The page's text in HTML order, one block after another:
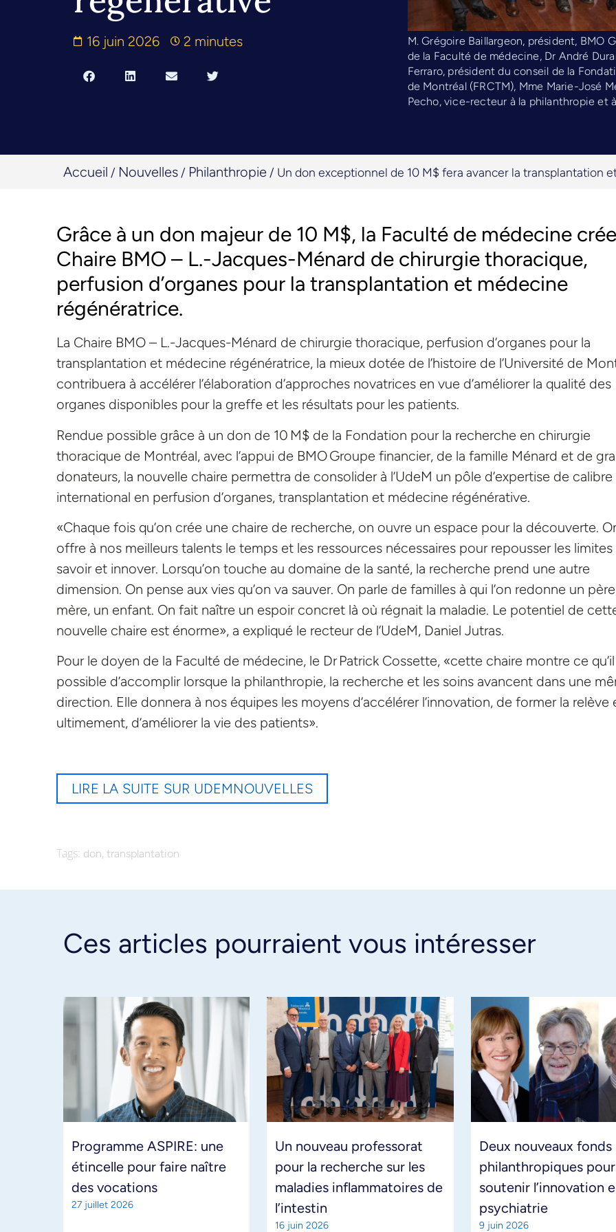
16 juin 2026 2 minutes
M. Grégoire Baillargeon, président, BMO
de la Faculté de médecine, Dr André
Ferraro, président du conseil de la
de Montréal (FRCTM), Mme Marie-José
Pecho, vice-recteur à la philanthropie et
Accueil / Nouvelles / Philanthropie / Un don exceptionnel de 10 M$ fera avancer la transplantation
Grâce à un don majeur de 10 M$, la Faculté de médecine
Chaire BMO – L.-Jacques-Ménard de chirurgie thoracique,
perfusion d’organes pour la transplantation et médecine
régénératrice.
La Chaire BMO – L.-Jacques-Ménard de chirurgie thoracique, perfusion d’organes pour la
transplantation et médecine régénératrice, la mieux dotée de l’histoire de l’Université de
contribuera à accélérer l’élaboration d’approches novatrices en vue d’améliorer la qualité des
organes disponibles pour la greffe et les résultats pour les patients.
Rendue possible grâce à un don de 10 M$ de la Fondation pour la recherche en chirurgie
thoracique de Montréal, avec l’appui de BMO Groupe financier, de la famille Ménard et de
donateurs, la nouvelle chaire permettra de consolider à l’UdeM un pôle d’expertise de calibre
international en perfusion d’organes, transplantation et médecine régénérative.
«Chaque fois qu’on crée une chaire de recherche, on ouvre un espace pour la découverte.
offre à nos meilleurs talents le temps et les ressources nécessaires pour repousser les limites
savoir et innover. Lorsqu’on touche au domaine de la santé, la recherche prend une autre
dimension. On pense aux vies qu’on va sauver. On parle de familles à qui l’on redonne un
mère, un enfant. On fait naître un espoir concret là où régnait la maladie. Le potentiel de
nouvelle chaire est énorme», a expliqué le recteur de l’UdeM, Daniel Jutras.
Pour le doyen de la Faculté de médecine, le Dr Patrick Cossette, «cette chaire montre ce
possible d’accomplir lorsque la philanthropie, la recherche et les soins avancent dans une
direction. Elle donnera à nos équipes les moyens d’accélérer l’innovation, de former la relève
ultimement, d’améliorer la vie des patients».
LIRE LA SUITE SUR UDEMNOUVELLES
Tags: don, transplantation
Ces articles pourraient vous intéresser
Programme ASPIRE: une
étincelle pour faire naître
des vocations
27 juillet 2026
Un nouveau professorat
pour la recherche sur les
maladies inflammatoires de
l’intestin
16 juin 2026
Deux nouveaux fonds
philanthropiques pour
soutenir l’innovation
psychiatrie
9 juin 2026